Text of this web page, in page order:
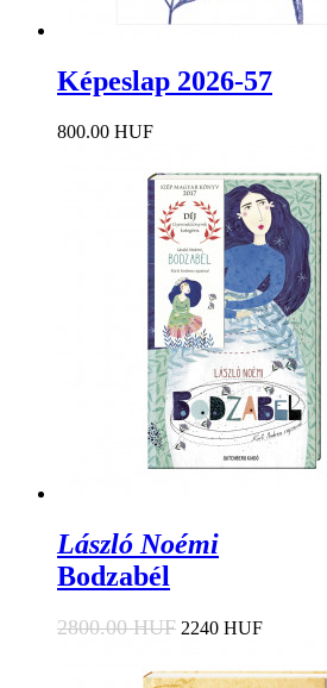
Képeslap 2026-57
800.00 HUF
László Noémi
Bodzabél
2800.00 HUF 2240 HUF